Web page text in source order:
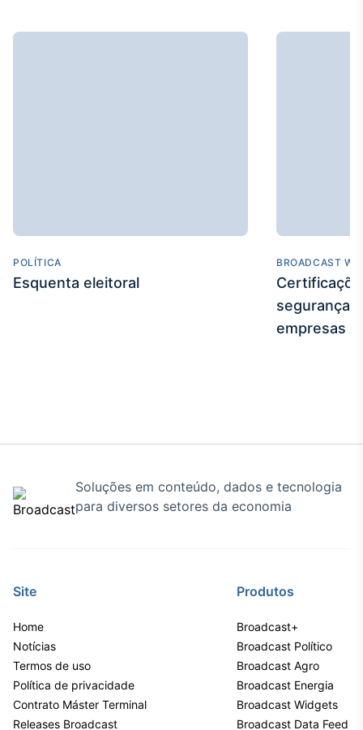
Curadoria
BroadFast
Gestão de
Investimentos
POLÍTICA
Esquenta eleitoral
BROADCAST
segurança
empresas
Soluções em conteúdo, dados e tecnologia
para diversos setores da economia
Site
Home
Notícias
Termos de uso
Política de privacidade
Contrato Máster Terminal
Releases Broadcast
Produtos
Broadcast+
Broadcast Político
Broadcast Agro
Broadcast Energia
Broadcast Widgets
Broadcast Data Feed